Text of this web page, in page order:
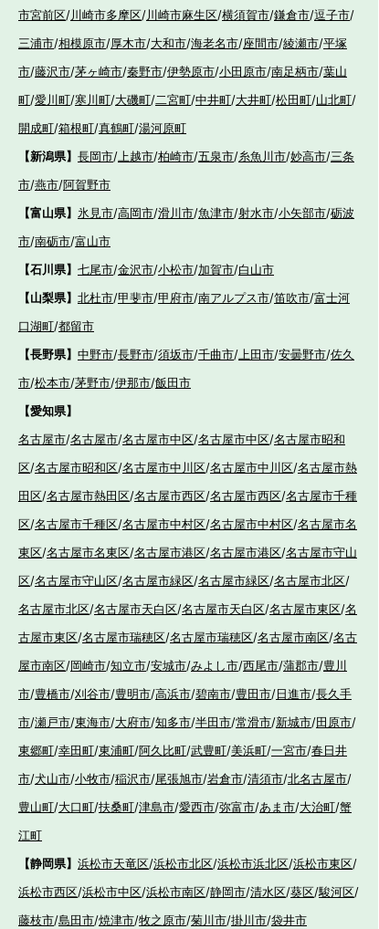
市宮前区/川崎市多摩区/川崎市麻生区/横須賀市/鎌倉市/逗子市/
三浦市/相模原市/厚木市/大和市/海老名市/座間市/綾瀬市/平塚
市/藤沢市/茅ヶ崎市/秦野市/伊勢原市/小田原市/南足柄市/葉山
町/愛川町/寒川町/大磯町/二宮町/中井町/大井町/松田町/山北町/
開成町/箱根町/真鶴町/湯河原町
【新潟県】 長岡市/ 上越市/柏崎市/五泉市/糸魚川市/妙高市/三条
市/燕市/阿賀野市
【富山県】 氷見市/高岡市/滑川市/魚津市/射水市/小矢部市/砺波
市/南砺市/富山市
【石川県】 七尾市/金沢市/小松市/加賀市/白山市
【山梨県】 北杜市/甲斐市/甲府市/南アルプス市/笛吹市/富士河
口湖町/都留市
【長野県】 中野市/長野市/須坂市/千曲市/ 上田市/安曇野市/佐久
市/松本市/茅野市/伊那市/飯田市
【愛知県】
名古屋市/名古屋市/名古屋市中区/名古屋市中区/名古屋市昭和
区/名古屋市昭和区/名古屋市中川区/名古屋市中川区/名古屋市熱
田区/名古屋市熱田区/名古屋市西区/名古屋市西区/名古屋市千種
区/名古屋市千種区/名古屋市中村区/名古屋市中村区/名古屋市名
東区/名古屋市名東区/名古屋市港区/名古屋市港区/名古屋市守山
区/名古屋市守山区/名古屋市緑区/名古屋市緑区/名古屋市北区/
名古屋市北区/名古屋市天白区/名古屋市天白区/名古屋市東区/名
古屋市東区/名古屋市瑞穂区/名古屋市瑞穂区/名古屋市南区/名古
屋市南区/岡崎市/知立市/安城市/みよし市/西尾市/蒲郡市/豊川
市/豊橋市/刈谷市/豊明市/高浜市/碧南市/豊田市/日進市/長久手
市/瀬戸市/東海市/大府市/知多市/半田市/常滑市/新城市/田原市/
東郷町/幸田町/東浦町/阿久比町/武豊町/美浜町/一宮市/春日井
市/犬山市/小牧市/稲沢市/尾張旭市/岩倉市/清須市/北名古屋市/
豊山町/大口町/扶桑町/津島市/愛西市/弥富市/あま市/大治町/蟹
江町
【静岡県】 浜松市天竜区/浜松市北区/浜松市浜北区/浜松市東区/
浜松市西区/浜松市中区/浜松市南区/静岡市/清水区/葵区/駿河区/
藤枝市/島田市/焼津市/牧之原市/菊川市/掛川市/袋井市